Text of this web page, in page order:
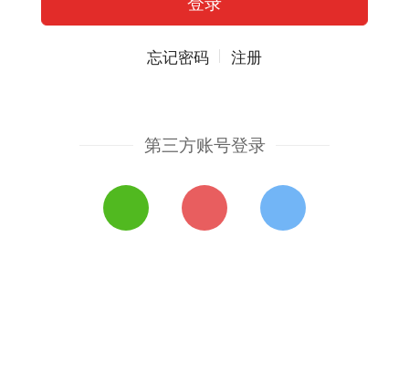
忘记密码 注册
第三方账号登录